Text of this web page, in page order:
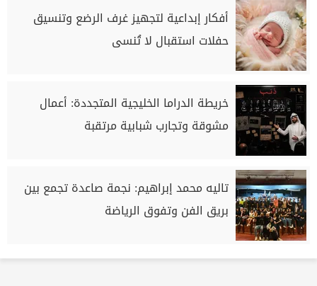
أفكار إبداعية لتجهيز غرف الرضع وتنسيق
حفلات استقبال لا تُنسى
خريطة الدراما الخليجية المتجددة: أعمال
مشوقة وتجارب شبابية مرتقبة
تاليه محمد إبراهيم: نجمة صاعدة تجمع بين
بريق الفن وتفوق الرياضة